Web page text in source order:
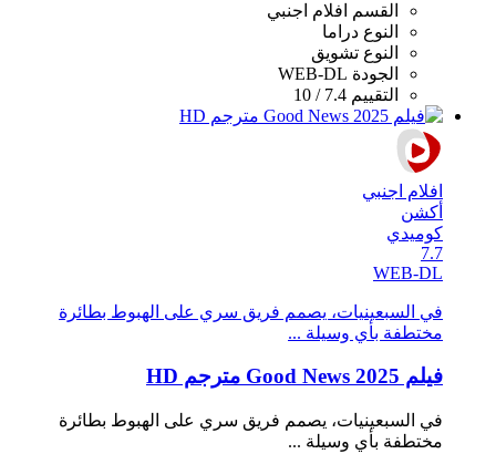
القسم
افلام اجنبي
النوع دراما
النوع تشويق
الجودة WEB-DL
التقييم 7.4 / 10
افلام اجنبي
أكشن
كوميدي
7.7
WEB-DL
في السبعينيات، يصمم فريق سري على الهبوط بطائرة
مختطفة بأي وسيلة ...
فيلم Good News 2025 مترجم HD
في السبعينيات، يصمم فريق سري على الهبوط بطائرة
مختطفة بأي وسيلة ...